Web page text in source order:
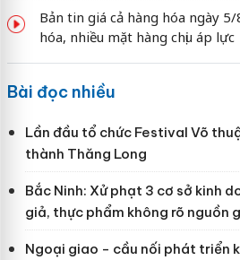
Bản tin giá cả hàng hóa ngày
hóa, nhiều mặt hàng chịu áp lực
Bài đọc nhiều
Lần đầu tổ chức Festival Võ
thành Thăng Long
Bắc Ninh: Xử phạt 3 cơ sở kinh
giả, thực phẩm không rõ nguồn
Ngoại giao - cầu nối phát triển